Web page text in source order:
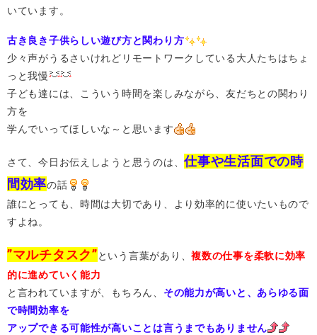
いています。
古き良き子供らしい遊び方と関わり方
少々声がうるさいけれどリモートワークしている大人たちはちょ
っと我慢
子ども達には、こういう時間を楽しみながら、友だちとの関わり
方を
学んでいってほしいな～と思います
さて、今日お伝えしようと思うのは、仕事や生活面での時
間効率の話
誰にとっても、時間は大切であり、より効率的に使いたいもので
すよね。
”マルチタスク”という言葉があり、複数の仕事を柔軟に効率
的に進めていく能力
と言われていますが、もちろん、 その能力が高いと、あらゆる面
で時間効率を
アップできる可能性が高いことは言うまでもありません